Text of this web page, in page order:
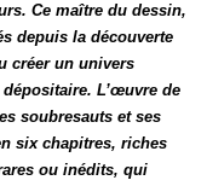
Ce maître du dessin,
depuis la découverte
créer un univers
L’œuvre de
soubresauts et ses
six chapitres, riches
ou inédits, qui